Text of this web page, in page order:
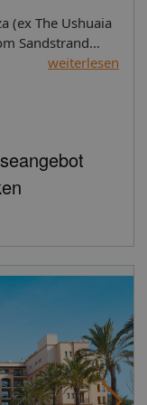
eine moderne
Einzelbetten,
Die
Entspannen
Flachbild-TV,
Das
33 m² groß und
direktem
eine
ein Bose®-
Minibar und
ist 57 m² groß
Hydromassage-
im Zimmer
zudem ein
eine möblierte
gewechselt. Dreifach Superior Zimmer Club (SwimUp-Pool Terrasse): Dreifach Anything Can Happen Suite Tower (Balkon oder Terrasse): Mit Twinbett, Minibar (geg. Gebühr), Balkon oder Terrasse, Internet (kostenlos), Safe (kostenlos) und Flatscreen-Sat-TV sowie zentral gesteuerter Klimaanlage (von April bis Oktober). Handtücher werden täglich gewechselt. Dreifach Anything Can Happen Suite Tower (Balkon oder Terrasse): Dreifach Standard Suite (Balkon oder Terrasse): Mit Twinbett, Minibar (geg. Gebühr), Balkon oder Terrasse, Internet (kostenlos), Safe (kostenlos) und Flatscreen-Sat-TV sowie zentral gesteuerter Klimaanlage (von April bis Oktober). Handtücher werden täglich gewechselt. Dreifach Standard Suite (Balkon oder Terrasse): Einzelbelegung Superior Zimmer Club (Partyblick, Balkon oder Terrasse): Mit Twinbett, Minibar (geg. Gebühr), Balkon oder Terrasse, Internet (kostenlos), Safe (kostenlos), Kapsel‑Kaffeemaschine (geg. Gebühr) und Flatscreen-Sat-TV sowie zentral gesteuerter Klimaanlage (von April bis Oktober). Handtücher werden täglich gewechselt. Einzelbelegung Superior Zimmer Club (Partyblick, Balkon oder Terrasse): Einzelbelegung Superior Zimmer Club (SwimUp-Pool Terrasse): Mit Twinbett, Minibar (geg. Gebühr), Balkon oder Terrasse, Internet (kostenlos), Safe (kostenlos), Kapsel‑Kaffeemaschine (geg. Gebühr) und Flatscreen-Sat-TV sowie zentral gesteuerter Klimaanlage (von April bis Oktober). Handtücher werden täglich gewechselt. Einzelbelegung Superior Zimmer Club (SwimUp-Pool Terrasse): Einzelbelegung Fashion Victim Zimmer Tower (Balkon oder Terrasse): Mit Twinbett, Minibar (geg. Gebühr), Balkon oder Terrasse, Internet (kostenlos), Safe (kostenlos), Kapsel‑Kaffeemaschine (geg. Gebühr) und Flatscreen-Sat-TV sowie zentral gesteuerter Klimaanlage (von April bis Oktober). Handtücher werden täglich gewechselt. Einzelbelegung Fashion Victim Zimmer Tower (Balkon oder Terrasse): Einzelbelegung Anything Can Happen Suite Tower (Balkon oder Terrasse): Mit Twinbett, Minibar (geg. Gebühr), Balkon oder Terrasse, Internet (kostenlos), Safe (kostenlos) und Flatscreen-Sat-TV sowie zentral gesteuerter Klimaanlage (von April bis Oktober). Handtücher werden täglich gewechselt. Einzelbelegung Anything Can Happen Suite Tower (Balkon oder Terrasse): Einzelbelegung Standard Suite (Balkon oder Terrasse): Mit Twinbett, Minibar (geg. Gebühr), Balkon oder Terrasse, Internet (kostenlos), Safe (kostenlos) und Flatscreen-Sat-TV sowie zentral gesteuerter Klimaanlage (von April bis Oktober). Handtücher werden täglich gewechselt. Einzelbelegung Standard Suite (Balkon oder Terrasse): Dreifach Anything Can Happen Suite Tower (Buehnenblick, Balkon oder Terrasse): Mit Twinbett, Minibar (geg. Gebühr), Balkon oder Terrasse, Internet (kostenlos), Safe (kostenlos) und Flatscreen-Sat-TV sowie zentral gesteuerter Klimaanlage (von April bis Oktober). Handtücher werden täglich gewechselt. Dreifach Anything Can Happen Suite Tower (Buehnenblick, Balkon oder Terrasse): Dreifach Anything Can Happen Suite Tower (Buehnenblick, Balkon oder Terrasse): Einzelbelegung Anything Can Happen Suite To
weiterlesen